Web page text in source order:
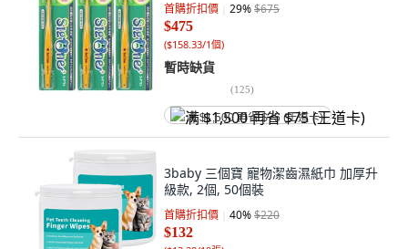
首購折扣價 29%$675
$475
($158.33/1個)
暫時缺貨
(125)
满 $1,500 再省 $75 (王道卡)
3baby 三個寶 寵物潔齒濕紙巾 加厚升
級款, 2個, 50個裝
首購折扣價 40%$220
$132